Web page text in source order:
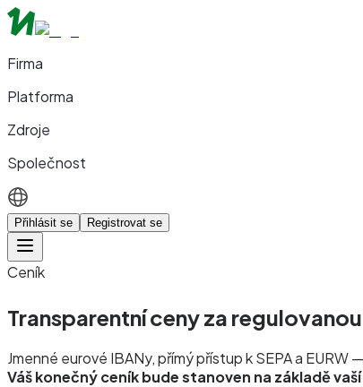
Firma
Platforma
Zdroje
Společnost
Přihlásit se Registrovat se
Ceník
Transparentní ceny za
Jmenné eurové IBANy, přímý přístup k SEPA a
Váš konečný ceník bude stanoven na základě